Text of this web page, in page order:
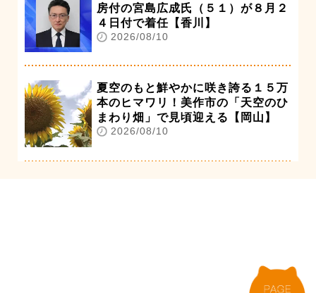
房付の宮島広成氏（５１）が８月２
４日付で着任【香川】
2026/08/10
夏空のもと鮮やかに咲き誇る１５万
本のヒマワリ！美作市の「天空のひ
まわり畑」で見頃迎える【岡山】
2026/08/10